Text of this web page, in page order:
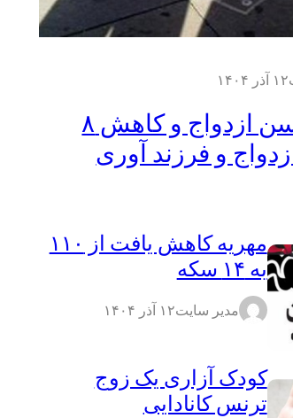
۱۲ آذر ۱۴۰۴
افزایش سن ازدواج و کاهش ۸
و فرزند آوری
مهریه کاهش یافت از ۱۱۰
به ۱۴ سکه
مدیر سایت۱۲ آذر ۱۴۰۴
کودک آزاری یک زوج
ترنس کانادایی